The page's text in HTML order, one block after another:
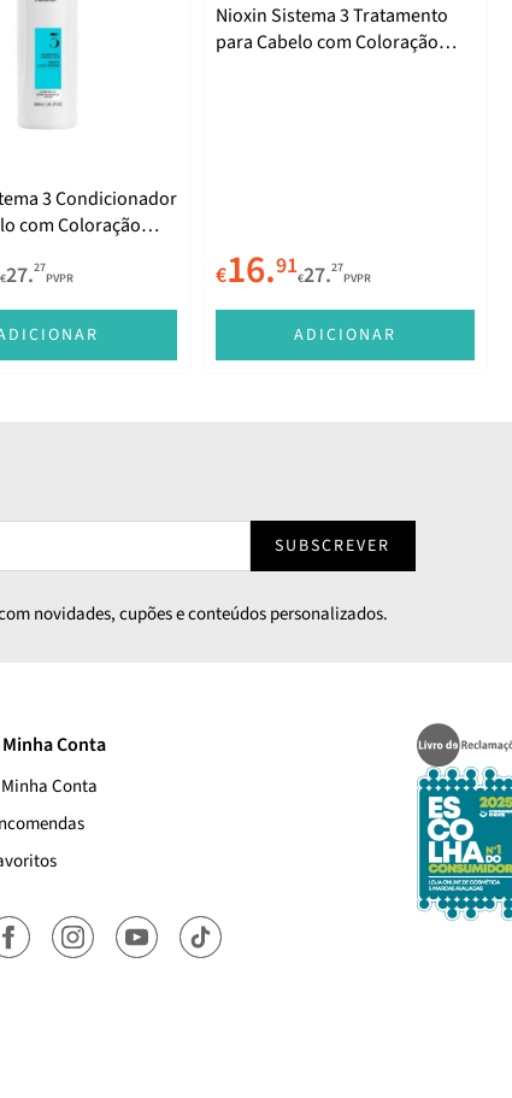
3 Condicionador
com Coloração
de Densidade
€27.27
PVPR
Nioxin Sistema 3 Tratamento
para Cabelo com Coloração
€16.91€27.27
PVPR
ADICIONAR
SUBSCREVER
novidades, cupões e conteúdos personalizados.
Minha Conta
Conta